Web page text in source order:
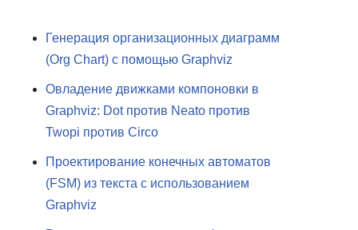
Генерация организационных диаграмм
(Org Chart) с помощью Graphviz
Овладение движками компоновки в
Graphviz: Dot против Neato против
Twopi против Circo
Проектирование конечных автоматов
(FSM) из текста с использованием
Graphviz